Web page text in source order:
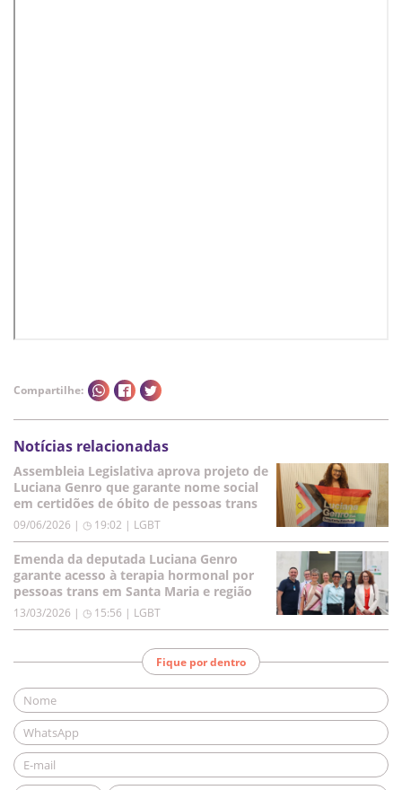
Compartilhe:
Notícias relacionadas
Assembleia Legislativa aprova projeto de
Luciana Genro que garante nome social
em certidões de óbito de pessoas trans
09/06/2026 | ◷ 19:02 | LGBT
Emenda da deputada Luciana Genro
garante acesso à terapia hormonal por
pessoas trans em Santa Maria e região
13/03/2026 | ◷ 15:56 | LGBT
Fique por dentro